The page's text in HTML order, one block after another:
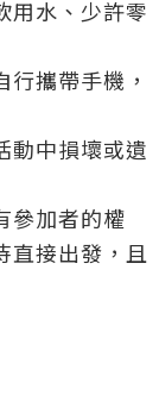
用水、少許零
攜帶手機，
動中損壞或遺
參加者的權
直接出發，且